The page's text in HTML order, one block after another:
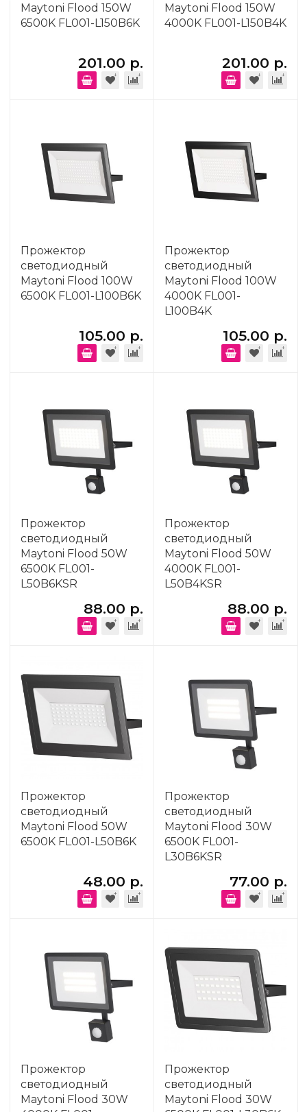
Maytoni Flood 150W
6500K FL001-L150B6K
201.00 р.
Maytoni Flood 150W
4000K FL001-L150B4K
201.00 р.
Прожектор
светодиодный
Maytoni Flood 100W
6500K FL001-L100B6K
105.00 р.
Прожектор
светодиодный
Maytoni Flood 100W
4000K FL001-
L100B4K
105.00 р.
Прожектор
светодиодный
Maytoni Flood 50W
6500K FL001-
L50B6KSR
88.00 р.
Прожектор
светодиодный
Maytoni Flood 50W
4000K FL001-
L50B4KSR
88.00 р.
Прожектор
светодиодный
Maytoni Flood 50W
6500K FL001-L50B6K
48.00 р.
Прожектор
светодиодный
Maytoni Flood 30W
6500K FL001-
L30B6KSR
77.00 р.
Прожектор
светодиодный
Maytoni Flood 30W
Прожектор
светодиодный
Maytoni Flood 30W